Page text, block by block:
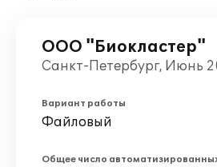
ООО "Биокластер"
Санкт-Петербург, Июнь
Вариант работы
Файловый
Общее число